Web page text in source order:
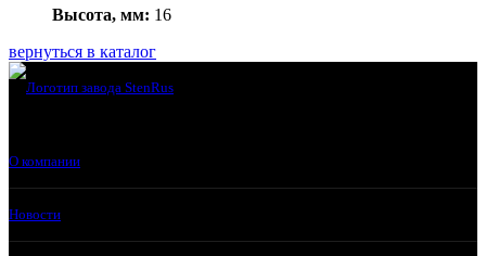
Высота, мм: 16
вернуться в каталог
О компании
Новости